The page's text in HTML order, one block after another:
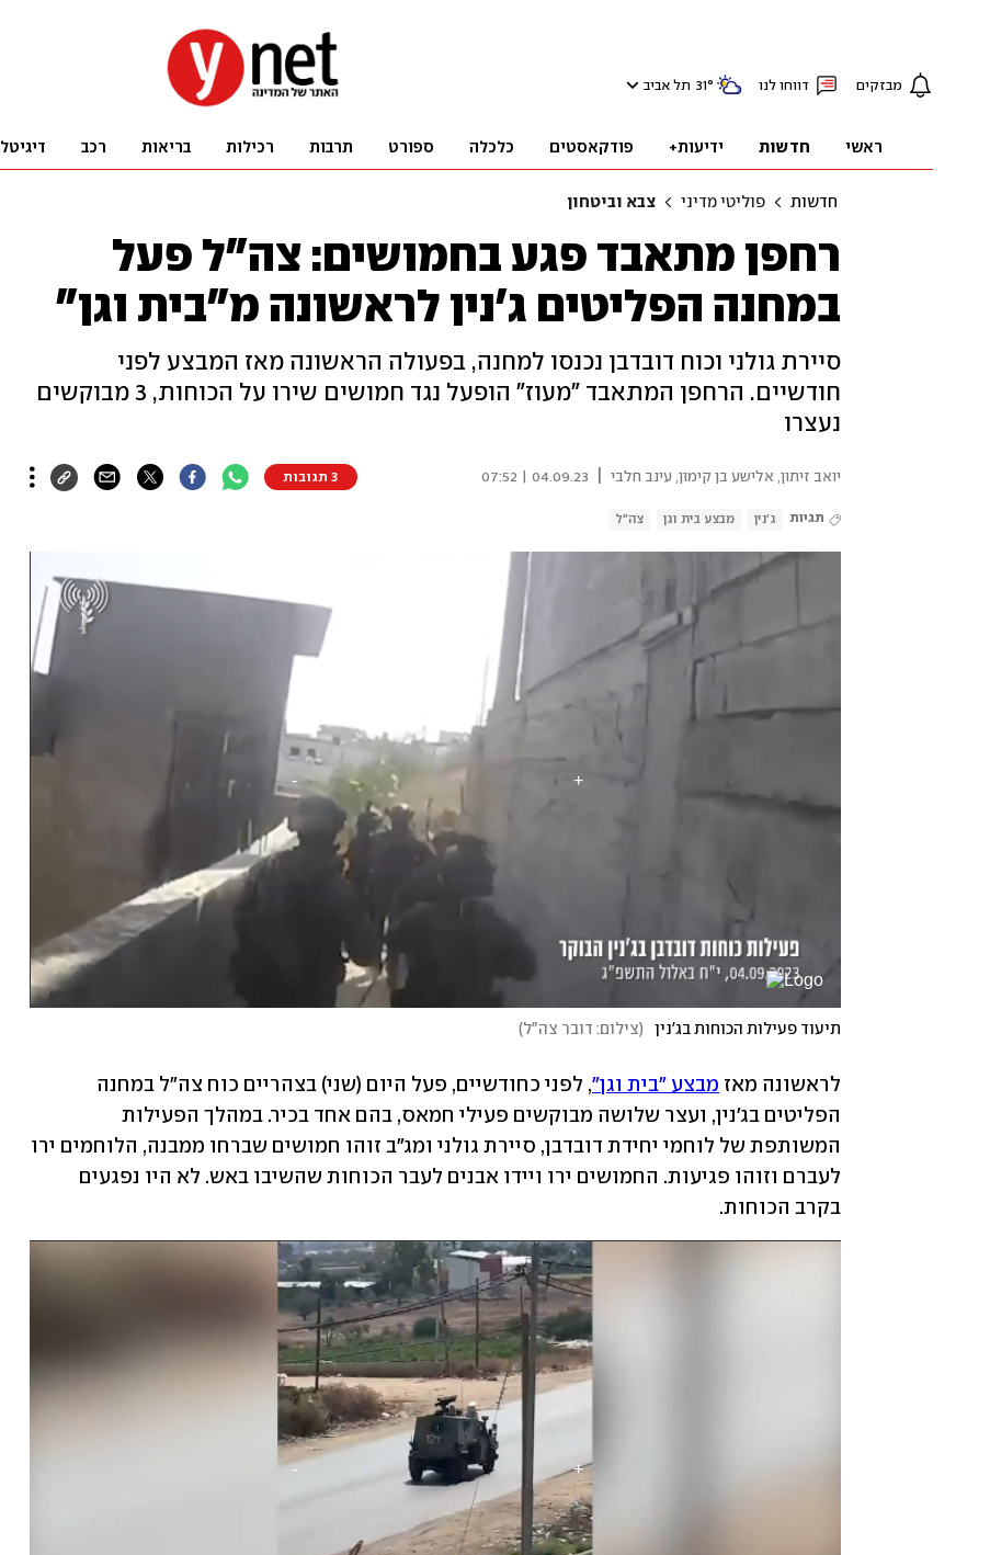
מבזקים דווחו לנו 31° תל אביב
ראשי חדשות ידיעות+ פודקאסטים כלכלה ספורט תרבות רכילות בריאות רכב דיגיטל
חדשות פוליטי מדיני צבא וביטחון
רחפן מתאבד פגע בחמושים: צה"ל פעל
במחנה הפליטים ג'נין לראשונה מ"בית וגן"
סיירת גולני וכוח דובדבן נכנסו למחנה, בפעולה הראשונה מאז המבצע לפני
חודשיים. הרחפן המתאבד "מעוז" הופעל נגד חמושים שירו על הכוחות, 3 מבוקשים
נעצרו
יואב זיתון אלישע בן קימון עינב חלבי 04.09.23 | 07:52 3 תגובות
תגיות ג'נין מבצע בית וגן צה"ל
תיעוד פעילות הכוחות בג'נין (צילום: דובר צה"ל)
לראשונה מאז מבצע "בית וגן"
בקרב הכוחות.